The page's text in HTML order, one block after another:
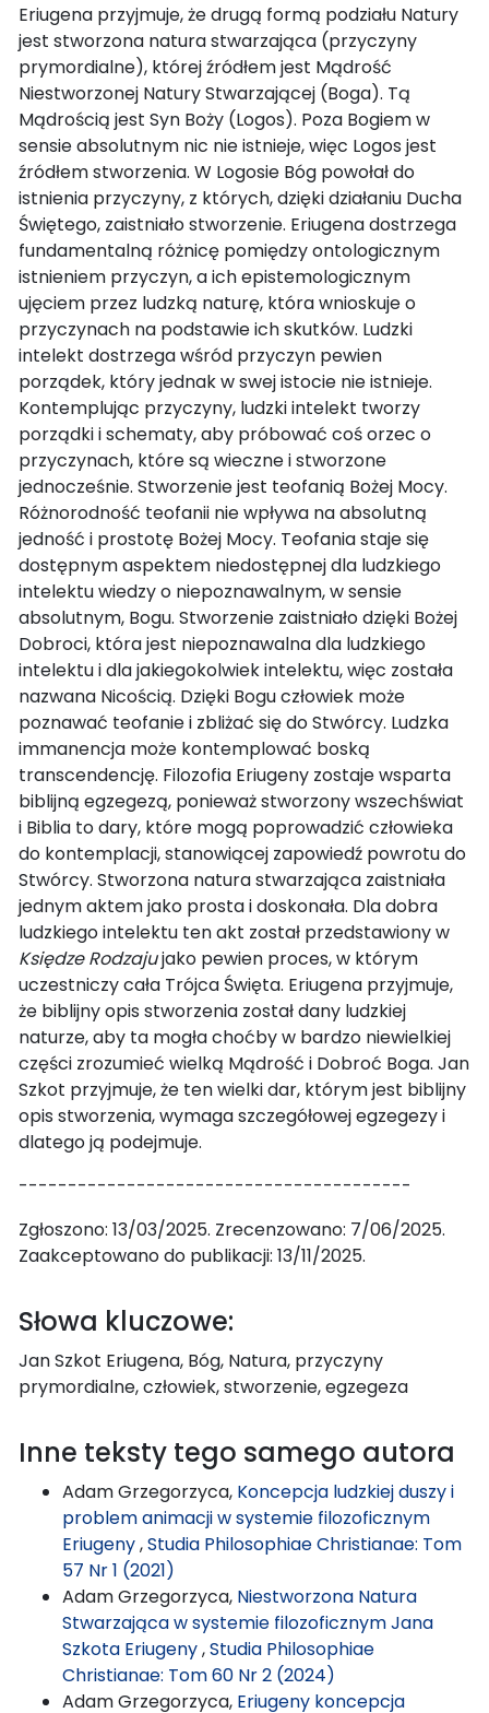
Eriugena przyjmuje, że drugą formą podziału Natury
jest stworzona natura stwarzająca (przyczyny
prymordialne), której źródłem jest Mądrość
Niestworzonej Natury Stwarzającej (Boga). Tą
Mądrością jest Syn Boży (Logos). Poza Bogiem w
sensie absolutnym nic nie istnieje, więc Logos jest
źródłem stworzenia. W Logosie Bóg powołał do
istnienia przyczyny, z których, dzięki działaniu Ducha
Świętego, zaistniało stworzenie. Eriugena dostrzega
fundamentalną różnicę pomiędzy ontologicznym
istnieniem przyczyn, a ich epistemologicznym
ujęciem przez ludzką naturę, która wnioskuje o
przyczynach na podstawie ich skutków. Ludzki
intelekt dostrzega wśród przyczyn pewien
porządek, który jednak w swej istocie nie istnieje.
Kontemplując przyczyny, ludzki intelekt tworzy
porządki i schematy, aby próbować coś orzec o
przyczynach, które są wieczne i stworzone
jednocześnie. Stworzenie jest teofanią Bożej Mocy.
Różnorodność teofanii nie wpływa na absolutną
jedność i prostotę Bożej Mocy. Teofania staje się
dostępnym aspektem niedostępnej dla ludzkiego
intelektu wiedzy o niepoznawalnym, w sensie
absolutnym, Bogu. Stworzenie zaistniało dzięki Bożej
Dobroci, która jest niepoznawalna dla ludzkiego
intelektu i dla jakiegokolwiek intelektu, więc została
nazwana Nicością. Dzięki Bogu człowiek może
poznawać teofanie i zbliżać się do Stwórcy. Ludzka
immanencja może kontemplować boską
transcendencję. Filozofia Eriugeny zostaje wsparta
biblijną egzegezą, ponieważ stworzony wszechświat
i Biblia to dary, które mogą poprowadzić człowieka
do kontemplacji, stanowiącej zapowiedź powrotu do
Stwórcy. Stworzona natura stwarzająca zaistniała
jednym aktem jako prosta i doskonała. Dla dobra
ludzkiego intelektu ten akt został przedstawiony w
Księdze Rodzajujako pewien proces, w którym
uczestniczy cała Trójca Święta. Eriugena przyjmuje,
że biblijny opis stworzenia został dany ludzkiej
naturze, aby ta mogła choćby w bardzo niewielkiej
części zrozumieć wielką Mądrość i Dobroć Boga. Jan
Szkot przyjmuje, że ten wielki dar, którym jest biblijny
opis stworzenia, wymaga szczegółowej egzegezy i
dlatego ją podejmuje.
----------------------------------------
Zgłoszono: 13/03/2025. Zrecenzowano: 7/06/2025.
Zaakceptowano do publikacji: 13/11/2025.
Słowa kluczowe:
Jan Szkot Eriugena, Bóg, Natura, przyczyny
prymordialne, człowiek, stworzenie, egzegeza
Inne teksty tego samego autora
Adam Grzegorzyca, Koncepcja ludzkiej duszy i
problem animacji w systemie filozoficznym
Eriugeny,Studia Philosophiae Christianae: Tom
57 Nr 1 (2021)
Adam Grzegorzyca, Niestworzona Natura
Stwarzająca w systemie filozoficznym Jana
Szkota Eriugeny,Studia Philosophiae
Christianae: Tom 60 Nr 2 (2024)
Adam Grzegorzyca, Eriugeny koncepcja